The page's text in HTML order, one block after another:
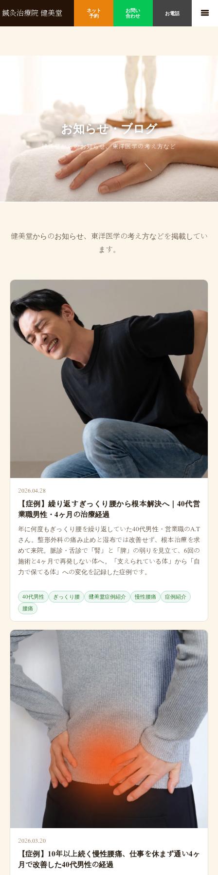
鍼灸治療院 健美堂
ネット
予約
お問い
合わせ
お電話
NEWS & BLOG
お知らせ・ブログ
健美堂からのお知らせ、東洋医学の考え方など
健美堂からのお知らせ、東洋医学の考え方などを掲載してい
ます。
2026.04.28
【症例】繰り返すぎっくり腰から根本解決へ｜40代営
業職男性・4ヶ月の治療経過
年に何度もぎっくり腰を繰り返していた40代男性・営業職のA.T
さん。整形外科の痛み止めと湿布では改善せず、根本治療を求
めて来院。脈診・舌診で「腎」と「脾」の弱りを見立て、6回の
施術と4ヶ月で再発しない体へ。「支えられている体」から「自
力で保てる体」への変化を記録した症例です。
40代男性 ぎっくり腰 健美堂症例紹介 慢性腰痛
症例紹介
腰痛
2026.03.20
【症例】10年以上続く慢性腰痛、仕事を休まず通い4ヶ
月で改善した40代男性の経過